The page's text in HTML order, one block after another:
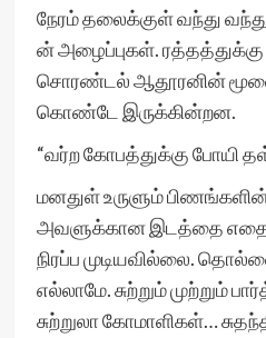
நேரம் தலைக்குள் வந்து
ன் அழைப்புகள். ரத்தத்துக்கு
சொரண்டல் ஆதூரனின்
கொண்டே இருக்கின்றன.
“வர்ற கோபத்துக்கு போயி
மனதுள் உருளும்
அவளுக்கான இடத்தை
நிரப்ப முடியவில்லை.
எல்லாமே. சுற்றும் முற்றும்
சுற்றுலா கோமாளிகள்…